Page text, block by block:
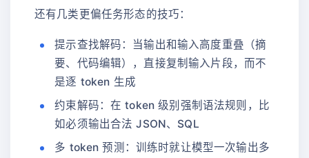
还有几类更偏任务形态的技巧：
提示查找解码：当输出和输入高度重叠（摘
要、代码编辑），直接复制输入片段，而不
是逐 token 生成
约束解码：在 token 级别强制语法规则，比
如必须输出合法 JSON、SQL
多 token 预测：训练时就让模型一次输出多